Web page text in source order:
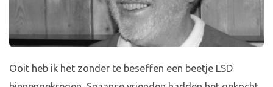
Ooit heb ik het zonder te beseffen een beetje LSD